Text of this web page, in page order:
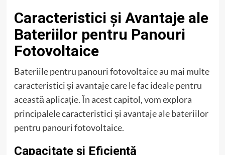
Caracteristici și Avantaje ale
Bateriilor pentru Panouri
Fotovoltaice
Bateriile pentru panouri fotovoltaice au mai multe
caracteristici și avantaje care le fac ideale pentru
această aplicație. În acest capitol, vom explora
principalele caracteristici și avantaje ale bateriilor
pentru panouri fotovoltaice.
Capacitate și Eficiență